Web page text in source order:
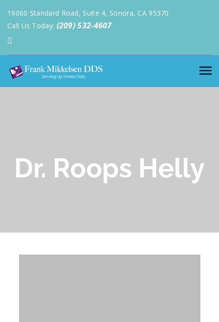
19060 Standard Road, Suite 4, Sonora, CA 95370
Call Us Today: (209) 532-4607
Dr. Roops Helly